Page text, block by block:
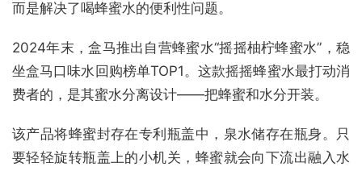
而是解决了喝蜂蜜水的便利性问题。
2024年末，盒马推出自营蜂蜜水“摇摇柚柠蜂蜜水”，稳
坐盒马口味水回购榜单TOP1。这款摇摇蜂蜜水最打动消
费者的，是其蜜水分离设计——把蜂蜜和水分开装。
该产品将蜂蜜封存在专利瓶盖中，泉水储存在瓶身。只
要轻轻旋转瓶盖上的小机关，蜂蜜就会向下流出融入水